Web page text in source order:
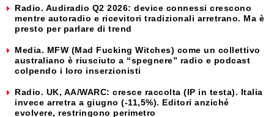
Radio. Audiradio Q2 2026: device connessi crescono
mentre autoradio e ricevitori tradizionali arretrano. Ma è
presto per parlare di trend
Media. MFW (Mad Fucking Witches) come un collettivo
australiano è riusciuto a “spegnere” radio e podcast
colpendo i loro inserzionisti
Radio. UK, AA/WARC: cresce raccolta (IP in testa). Italia
invece arretra a giugno (-11,5%). Editori anziché
evolvere, restringono perimetro